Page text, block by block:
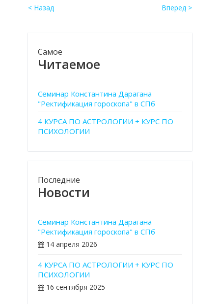
< Назад Вперед >
Самое
Читаемое
Семинар Константина Дарагана
"Ректификация гороскопа" в СПб
4 КУРСА ПО АСТРОЛОГИИ + КУРС ПО
ПСИХОЛОГИИ
Последние
Новости
Семинар Константина Дарагана
"Ректификация гороскопа" в СПб
14 апреля 2026
4 КУРСА ПО АСТРОЛОГИИ + КУРС ПО
ПСИХОЛОГИИ
16 сентября 2025